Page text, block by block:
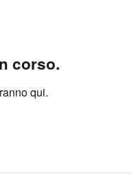
corso.
qui.